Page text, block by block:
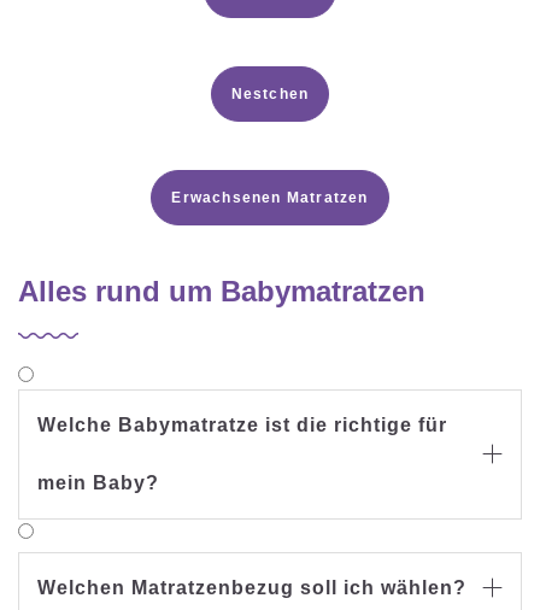
Nestchen
Erwachsenen Matratzen
Alles rund um Babymatratzen
Welche Babymatratze ist die richtige für
mein Baby?

Welchen Matratzenbezug soll ich wählen? 